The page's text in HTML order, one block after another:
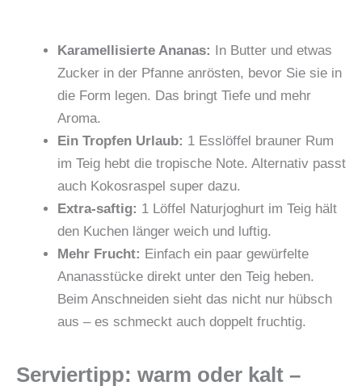
Karamellisierte Ananas: In Butter und etwas
Zucker in der Pfanne anrösten, bevor Sie sie in
die Form legen. Das bringt Tiefe und mehr
Aroma.
Ein Tropfen Urlaub: 1 Esslöffel brauner Rum
im Teig hebt die tropische Note. Alternativ passt
auch Kokosraspel super dazu.
Extra-saftig: 1 Löffel Naturjoghurt im Teig hält
den Kuchen länger weich und luftig.
Mehr Frucht: Einfach ein paar gewürfelte
Ananasstücke direkt unter den Teig heben.
Beim Anschneiden sieht das nicht nur hübsch
aus – es schmeckt auch doppelt fruchtig.
Serviertipp: warm oder kalt –